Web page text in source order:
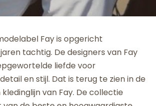
Fay is opgericht
tachtig. De designers van Fay
liefde voor
en stijl. Dat is terug te zien in de
van Fay. De collectie